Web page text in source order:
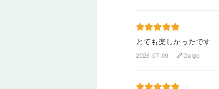
とても楽しかったです
2026-07-09 editDaigo